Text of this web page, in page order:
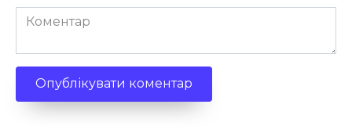
Коментар